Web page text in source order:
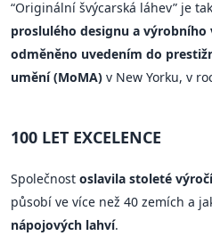
“Originální švýcarská láhev” je
proslulého designu a výrobního
odměněno uvedením do
umění (MoMA) v New Yorku, v
100 LET EXCELENCE
Společnost oslavila stoleté
působí ve více než 40 zemích a
nápojových lahví.